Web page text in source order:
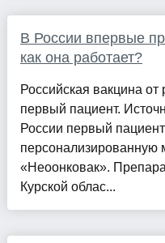
В России впервые
как она работает?
Российская вакцина от
первый пациент.
России первый
«Неоонковак».
Курской облас...